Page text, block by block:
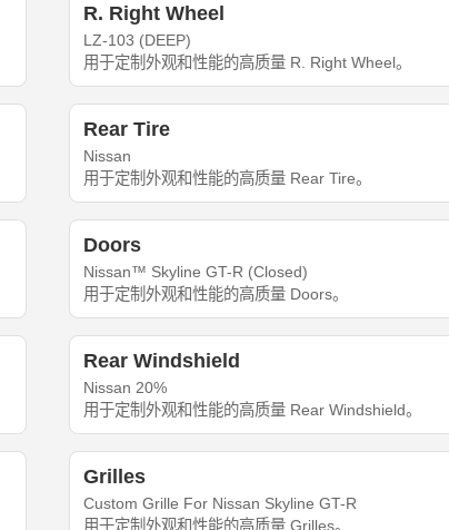
R. Right Wheel
LZ-103 (DEEP)
用于定制外观和性能的高质量 R. Right Wheel。
Rear Tire
Nissan
用于定制外观和性能的高质量 Rear Tire。
Doors
Nissan™ Skyline GT-R (Closed)
用于定制外观和性能的高质量 Doors。
Rear Windshield
Nissan 20%
用于定制外观和性能的高质量 Rear Windshield。
Grilles
Custom Grille For Nissan Skyline GT-R
用于定制外观和性能的高质量 Grilles。